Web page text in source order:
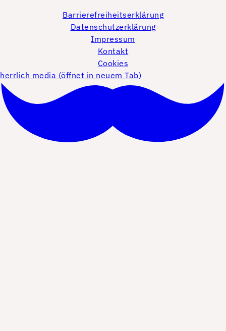
Barrierefreiheitserklärung
Datenschutzerklärung
Impressum
Kontakt
Cookies
herrlich media (öffnet in neuem Tab)